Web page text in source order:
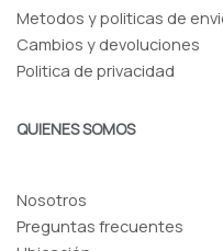
Metodos y politicas de
Cambios y devoluciones
Politica de privacidad
QUIENES SOMOS
Nosotros
Preguntas frecuentes